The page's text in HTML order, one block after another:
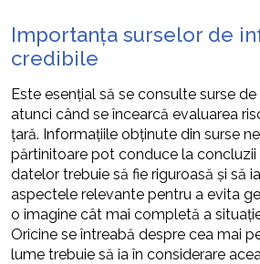
Importanța surselor de
credibile
Este esențial să se consulte surse
atunci când se încearcă evaluarea
țară. Informațiile obținute din surse
părtinitoare pot conduce la concluzii
datelor trebuie să fie riguroasă și să
aspectele relevante pentru a evita
o imagine cât mai completă a
Oricine se întreabă despre cea mai
lume trebuie să ia în considerare